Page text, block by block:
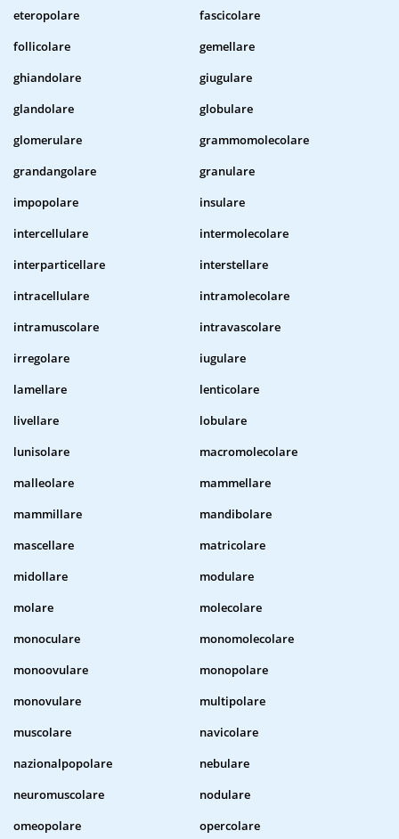
eteropolare
fascicolare
follicolare
gemellare
ghiandolare
giugulare
glandolare
globulare
glomerulare
grammomolecolare
grandangolare
granulare
impopolare
insulare
intercellulare
intermolecolare
interparticellare
interstellare
intracellulare
intramolecolare
intramuscolare
intravascolare
irregolare
iugulare
lamellare
lenticolare
livellare
lobulare
lunisolare
macromolecolare
malleolare
mammellare
mammillare
mandibolare
mascellare
matricolare
midollare
modulare
molare
molecolare
monoculare
monomolecolare
monoovulare
monopolare
monovulare
multipolare
muscolare
navicolare
nazionalpopolare
nebulare
neuromuscolare
nodulare
omeopolare
opercolare